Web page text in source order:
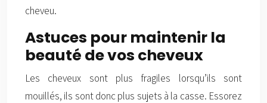
cheveu.
Astuces pour maintenir la
beauté de vos cheveux
Les cheveux sont plus fragiles lorsqu’ils sont
mouillés, ils sont donc plus sujets à la casse. Essorez